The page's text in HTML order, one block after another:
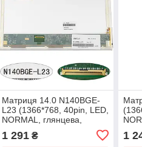
Матриця 14.0 N140BGE-
L23 (1366*768, 40pin, LED,
NORMAL, глянцева,
роз'єм ліворуч знизу) для
ноутбука (140295)
1 291₴ 1